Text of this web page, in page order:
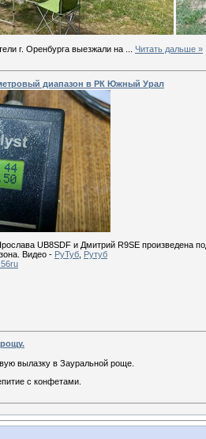
г. Оренбурга выезжали на ... Читать дальше »
диапазон в РК Южный Урал
UB8SDF и Дмитрий R9SE произведена
Видео - РуТуб, Рутуб
вылазку в Зауральной роще.
с конфетами.